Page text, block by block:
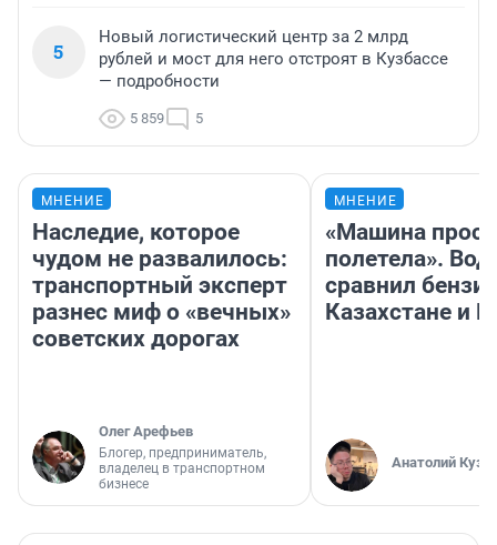
5
Новый логистический центр за 2 млрд
рублей и мост для него отстроят в Кузбассе
— подробности
5 859 5
МНЕНИЕ
Наследие, которое
чудом не развалилось:
транспортный эксперт
разнес миф о «вечных»
советских дорогах
Олег Арефьев
Блогер, предприниматель,
владелец в транспортном
бизнесе
МНЕНИЕ
«Машина
полетела».
сравнил
Казахстане и
Анатолий